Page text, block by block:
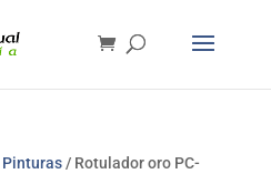
Pinturas/ Rotulador oro PC-